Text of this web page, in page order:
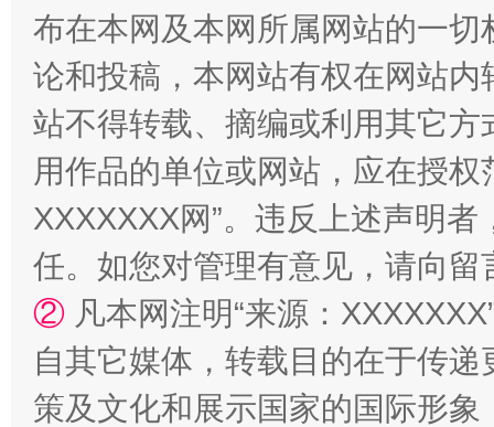
扯下公款旅游的“隐身衣” 如何以
布在本网及本网所属网站的一
论和投稿，本网站有权在网站
站不得转载、摘编或利用其它
用作品的单位或网站，应在授
XXXXXXX网”。违反上述声明
任。如您对管理有意见，请向
② 凡本网注明“来源：
自其它媒体，转载目的在于传
策及文化和展示国家的国际形